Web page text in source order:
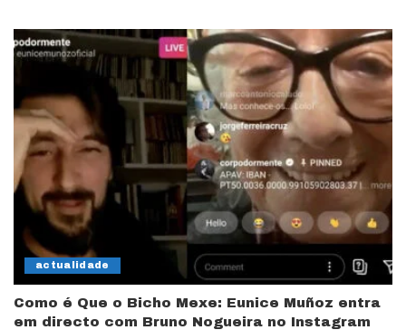
actualidade
Como é Que o Bicho Mexe: Eunice Muñoz entra
em directo com Bruno Nogueira no Instagram